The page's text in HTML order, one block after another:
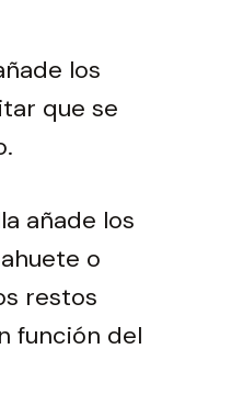
los
que se
añade los
o
restos
función del